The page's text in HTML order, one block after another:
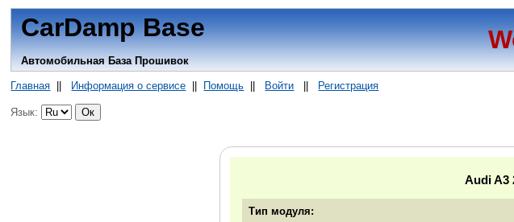
CarDamp Base
Автомобильная База Прошивок
Главная Информация о сервисе Помощь Войти Регистрация
Язык:
Audi A3
Тип модуля: